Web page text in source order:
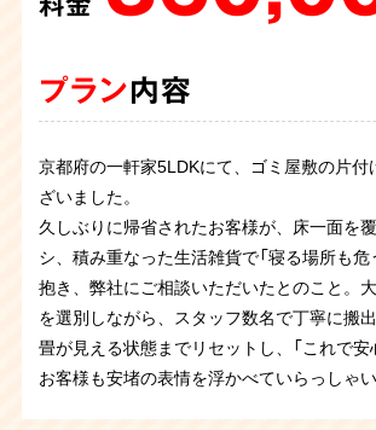
プラン内容
京都府の一軒家5LDKにて、ゴミ屋敷の片付
ざいました。
久しぶりに帰省されたお客様が、床一面を
シ、積み重なった生活雑貨で「寝る場所も危
抱き、弊社にご相談いただいたとのこと。
を選別しながら、スタッフ数名で丁寧に搬
畳が見える状態までリセットし、「これで安
お客様も安堵の表情を浮かべていらっしゃい
作業
プラン内容
解体に伴い、お部屋のお片付けのご依頼を承
お住まいになられていた各お部屋はゴミが大
おりました。必要品と不用品の仕分けをし
せていただきました。こういったお家も対
で、是非お問い合わせください。
プラン内容
ワンルーム汚部屋片付けのご依頼です。コ
やペットボトルが大量にあり仕分けが非常に
ートパソコンなど必要なものもあったため、
しながら１日がかりの作業になりました。
にお渡しして無事に作業終了です。
プラン内容
京都の一軒家4DKにて、ゴミ屋敷の片付け
ました。
久しぶりにご実家へ帰省されたご依頼主様が
ほど積み重なった荷物に驚かれ、ご相談く
ビが生じていた大型家具や長年の不用品を
時間で広々とした本来の空間へ。作業後、
の笑顔を拝見でき、私共も大きなやりがい
た。
料金
プラン内容
京都府のお客さまより、ゴミ屋敷で孤独死さ
頼を受け、片付けに伴い遺品整理と特殊清
孤独死現場ということで特殊清掃と遺品整
片付けをさせていただきました。現場は刺
が繁殖していたので大変な作業になりまし
の作業となりましたが無事に終えることが出
料金
プラン内容
お部屋を片付けたいとずっと思っていたが中
かなかったお客様から今回決意を固めたと
頂きました。現場はいわゆるゴミ屋敷の状
量の衣類やゴミが積み上げられており、仕
ました。不用品を分別して搬出作業を進め
床をみて大変感動しておられました。1日に
こない無事に業務は完了致しました。
プラン内容
お客様からゴミ屋敷片付けのご依頼です。
の間取りで足の踏み場がない量でした。各部
かれて効率よく作業を進めていきます。お
（探して）ほしいモノのリストをいただいて
しながらの作業です。２日に分けての作業
し物も見つかってお客様にはご満足いただ
プラン内容
音信普通になってしまったご子息様のお部
とのご依頼でした。お部屋はトイレまでゴミ
ットボトルが山積みになり、たばこの吸い殻
したので火事の危険性を感じたお部屋でし
の6時間程で全ての作業が完了しました。
プラン内容
全く片付けられないので一緒に片付けを手
客様よりご依頼をいただきました。部屋は服
サイクルできるものが溢れかえっていました
源はしっかりと分別すること処分費用を抑
す。お客様と一緒に確認しながらの作業で
分の判断が出来ていたのでスムーズに作業
きました。
料金
プラン内容
お部屋にゴミが蓄積している状態のため片付
ご依頼を頂きました。足の踏み場がなく生
ペットボトルなど散乱していました。掃除
るとのことで、ご依頼者様立ち合いのもと
仕分けを慎重に行い作業を進めていき、ス
程で清掃は完了致しました。